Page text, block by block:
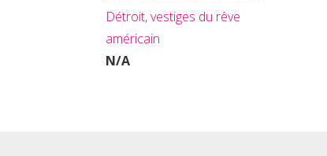
Détroit, vestiges du rêve
américain
N/A